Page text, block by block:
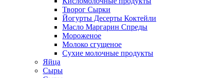
Творог Сырки
Йогурты Десерты Коктейли
Масло Маргарин Спреды
Мороженое
Молоко сгущеное
Сухие молочные продукты
Яйца
Сыры